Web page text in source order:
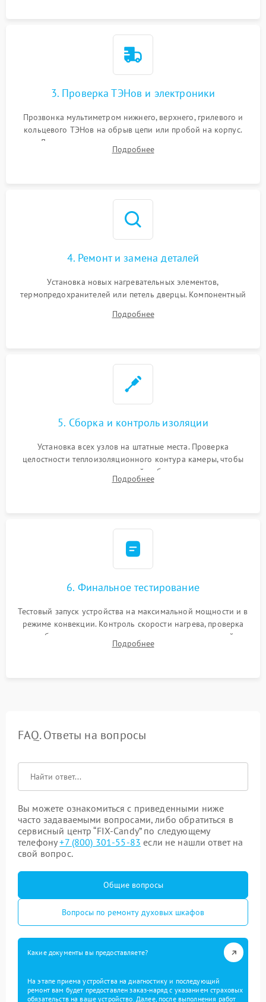
3. Проверка ТЭНов и электроники
Прозвонка мультиметром нижнего, верхнего, грилевого и
кольцевого ТЭНов на обрыв цепи или пробой на корпус.
Диагностика термостата, датчиков температуры,
переключателя режимов и мотора конвекции.
Подробнее
4. Ремонт и замена деталей
Установка новых нагревательных элементов,
термопредохранителей или петель дверцы. Компонентный
выгоревших реле, восстановление контактов и замена
Подробнее
5. Сборка и контроль изоляции
Установка всех узлов на штатные места. Проверка
целостности теплоизоляционного контура камеры, чтобы
исключить перегрев кухонной мебели и потерю тепла.
Надежная фиксация клемм и сборка корпуса шкафа.
Подробнее
6. Финальное тестирование
Тестовый запуск устройства на максимальной мощности и в
режиме конвекции. Контроль скорости нагрева, проверка
срабатывания термостата при достижении заданной
температуры и тест на отсутствие утечек тока.
Подробнее
FAQ. Ответы на вопросы
Вы можете ознакомиться с приведенными ниже
часто задаваемыми вопросами, либо обратиться в
сервисный центр “FIX-Candy” по следующему
телефону+7 (800) 301-55-83 если не нашли ответ на
свой вопрос.
Общие вопросы
Вопросы по ремонту духовых шкафов
Какие документы вы предоставляете?
На этапе приема устройства на диагностику и последующий
ремонт вам будет предоставлен заказ-наряд с указанием страховых
обязательств на ваше устройство. Далее, после выполнения работ